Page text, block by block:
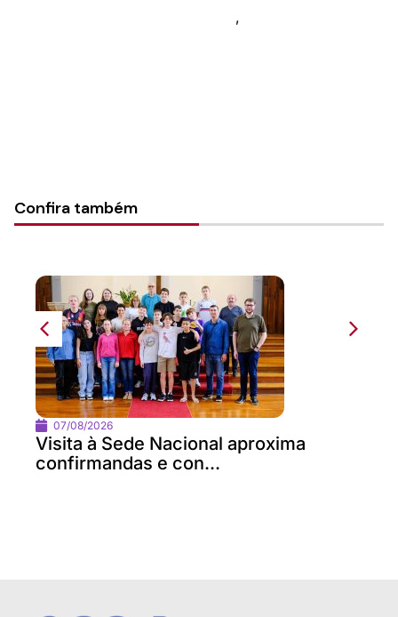
,
Confira também
07/08/2026
Visita à Sede Nacional aproxima
confirmandas e con...